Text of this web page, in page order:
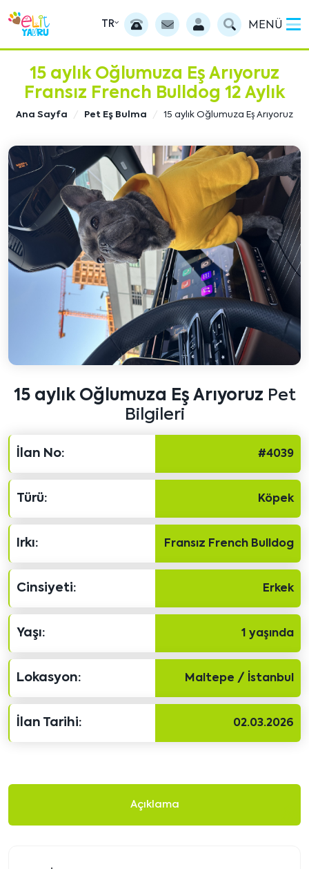
TR MENÜ
15 aylık Oğlumuza Eş Arıyoruz
Fransız French Bulldog 12 Aylık
Ana Sayfa Pet Eş Bulma 15 aylık Oğlumuza Eş Arıyoruz
15 aylık Oğlumuza Eş Arıyoruz Pet
Bilgileri
İlan No: #4039
Türü: Köpek
Irkı: Fransız French Bulldog
Cinsiyeti: Erkek
Yaşı: 1 yaşında
Lokasyon: Maltepe / İstanbul
İlan Tarihi: 02.03.2026
Açıklama